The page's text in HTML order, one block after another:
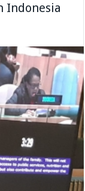
Indonesia